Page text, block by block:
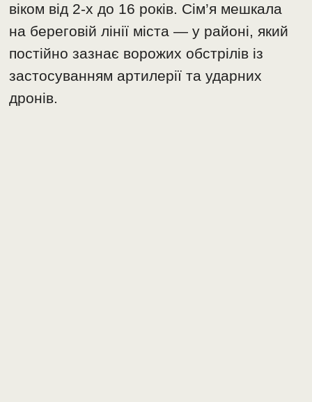
віком від 2-х до 16 років. Сім’я мешкала
на береговій лінії міста — у районі, який
постійно зазнає ворожих обстрілів із
застосуванням артилерії та ударних
дронів.